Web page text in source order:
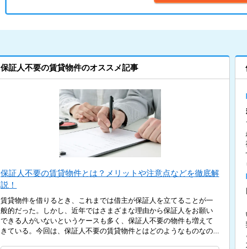
保証人不要の賃貸物件のオススメ記事
保証人不要の賃貸物件とは？メリットや注意点などを徹底解
説！
賃貸物件を借りるとき、これまでは借主が保証人を立てることが一
般的だった。しかし、近年ではさまざまな理由から保証人をお願い
できる人がいないというケースも多く、保証人不要の物件も増えて
きている。今回は、保証人不要の賃貸物件とはどのようなものなの...